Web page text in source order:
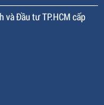
và Đầu tư TP.HCM cấp